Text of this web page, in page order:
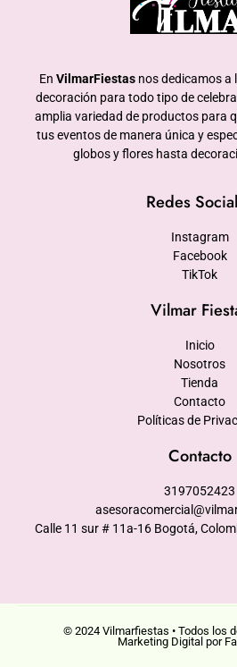
En VilmarFiestasnos dedicamos a
decoración para todo tipo de
amplia variedad de productos para
tus eventos de manera única y
globos y flores hasta
Redes
Instagram
Facebook
TikTok
Vilmar
Inicio
Nosotros
Tienda
Contacto
Políticas de
Contacto
3197052423
Calle 11 sur # 11a-16 Bogotá,
© 2024 Vilmarfiestas • Todos los
Marketing Digital por